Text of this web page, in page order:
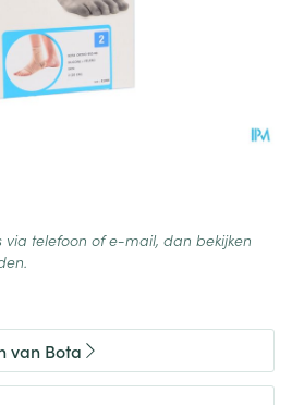
telefoon of e-mail, dan bekijken
van Bota